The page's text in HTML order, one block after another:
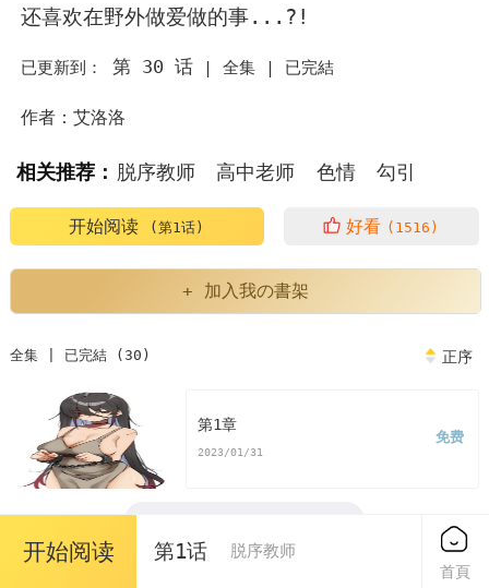
还喜欢在野外做爱做的事...?!
已更新到： 第 30 话| 全集 | 已完結
作者：艾洛洛
相关推荐： 脱序教师 高中老师 色情 勾引
野外露出 淫乱 脱序是什么意思
教师脱岗什么意思
教师脱岗有哪些处罚
脱岗老师 教师脱岗的处理 韩漫脱序是什么意思
看脱序教师漫画末删减版 脱序教师免费
开始阅读 (第1话) 好看 (1516)
+ 加入我の書架
全集 | 已完結 (30) 正序
第1章
2023/01/31
免费
开始阅读 第1话 脱序教师
首頁